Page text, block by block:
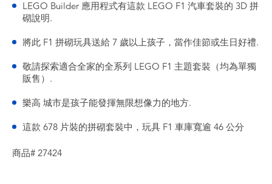
LEGO Builder 應用程式有這款 LEGO F1 汽車套裝的 3D 拼
砌說明.
將此 F1 拼砌玩具送給 7 歲以上孩子，當作佳節或生日好禮.
敬請探索適合全家的全系列 LEGO F1 主題套裝（均為單獨
販售）.
樂高 城市是孩子能發揮無限想像力的地方.
這款 678 片裝的拼砌套裝中，玩具 F1 車庫寬逾 46 公分
商品# 27424